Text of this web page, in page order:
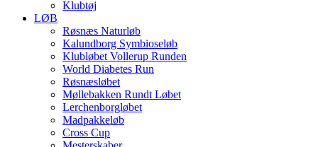
Klubtøj
LØB
Røsnæs Naturløb
Kalundborg Symbioseløb
Klubløbet Vollerup Runden
World Diabetes Run
Røsnæsløbet
Møllebakken Rundt Løbet
Lerchenborgløbet
Madpakkeløb
Cross Cup